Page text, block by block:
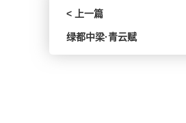
< 上一篇
绿都中梁·青云赋